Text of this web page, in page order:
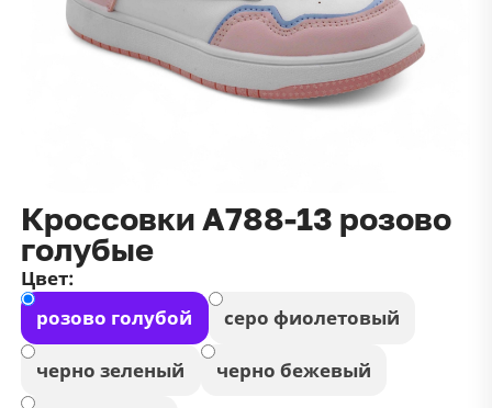
Кроссовки А788-13 розово
голубые
Цвет:
розово голубой
серо фиолетовый
черно зеленый черно бежевый
данныхипубличной оффертой
Зарегистрироваться
100 ₽
42